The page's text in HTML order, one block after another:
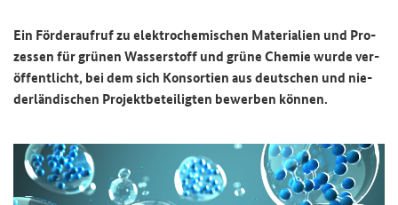
Ein För­der­auf­ruf zu elek­tro­che­mi­schen Ma­te­ria­li­en und Pro­
zes­sen für grü­nen Was­ser­stoff und grüne Che­mie wurde ver­
öf­fent­licht, bei dem sich Kon­sor­ti­en aus deut­schen und nie­
der­län­di­schen Pro­jekt­be­tei­lig­ten be­wer­ben kön­nen.